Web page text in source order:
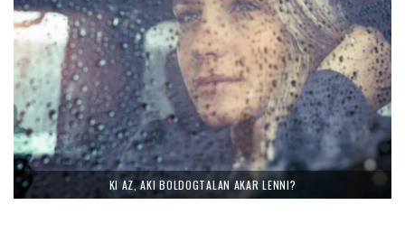
KI AZ, AKI BOLDOGTALAN AKAR LENNI?